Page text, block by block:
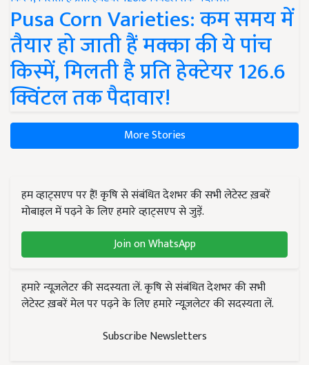
Pusa Corn Varieties: कम समय में
तैयार हो जाती हैं मक्का की ये पांच
किस्में, मिलती है प्रति हेक्टेयर 126.6
क्विंटल तक पैदावार!
More Stories
हम व्हाट्सएप पर हैं! कृषि से संबंधित देशभर की सभी लेटेस्ट ख़बरें
मोबाइल में पढ़ने के लिए हमारे व्हाट्सएप से जुड़ें.
Join on WhatsApp
हमारे न्यूज़लेटर की सदस्यता लें. कृषि से संबंधित देशभर की सभी
लेटेस्ट ख़बरें मेल पर पढ़ने के लिए हमारे न्यूज़लेटर की सदस्यता लें.
Subscribe Newsletters